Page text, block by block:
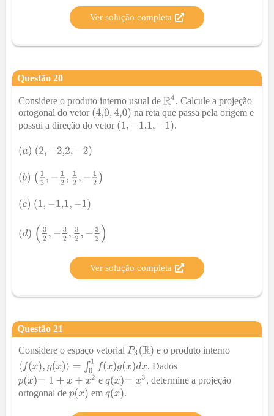
Ver solução completa
Questão 20
Considere o produto interno usual de
. Calcule a projeção
ortogonal do vetor
na reta que passa pela origem e
possui a direção do vetor
.
Ver solução completa
Questão 21
Considere o espaço vetorial
e o produto interno
. Dados
e
, determine a projeção
ortogonal de
em .